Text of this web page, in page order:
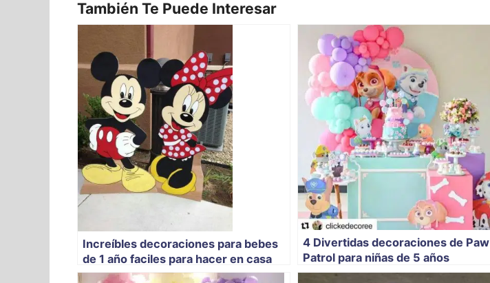
También Te Puede Interesar
Increíbles decoraciones para bebes
de 1 año faciles para hacer en casa
4 Divertidas decoraciones de Paw
Patrol para niñas de 5 años